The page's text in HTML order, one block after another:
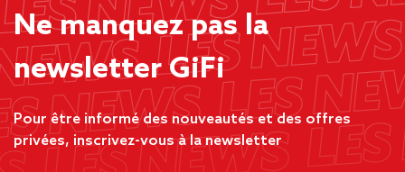
Ne manquez pas la
newsletter GiFi
Pour être informé des nouveautés et des offres
privées, inscrivez-vous à la newsletter